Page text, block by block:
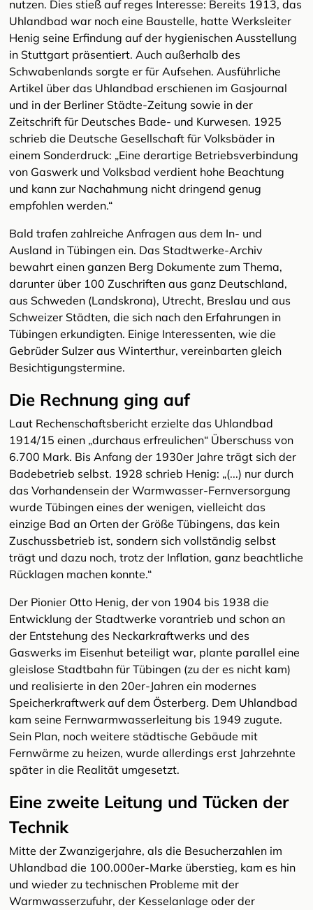
nutzen. Dies stieß auf reges Interesse: Bereits 1913, das
Uhlandbad war noch eine Baustelle, hatte Werksleiter
Henig seine Erfindung auf der hygienischen Ausstellung
in Stuttgart präsentiert. Auch außerhalb des
Schwabenlands sorgte er für Aufsehen. Ausführliche
Artikel über das Uhlandbad erschienen im Gasjournal
und in der Berliner Städte-Zeitung sowie in der
Zeitschrift für Deutsches Bade- und Kurwesen. 1925
schrieb die Deutsche Gesellschaft für Volksbäder in
einem Sonderdruck: „Eine derartige Betriebsverbindung
von Gaswerk und Volksbad verdient hohe Beachtung
und kann zur Nachahmung nicht dringend genug
empfohlen werden.“
Bald trafen zahlreiche Anfragen aus dem In- und
Ausland in Tübingen ein. Das Stadtwerke-Archiv
bewahrt einen ganzen Berg Dokumente zum Thema,
darunter über 100 Zuschriften aus ganz Deutschland,
aus Schweden (Landskrona), Utrecht, Breslau und aus
Schweizer Städten, die sich nach den Erfahrungen in
Tübingen erkundigten. Einige Interessenten, wie die
Gebrüder Sulzer aus Winterthur, vereinbarten gleich
Besichtigungstermine.
Die Rechnung ging auf
Laut Rechenschaftsbericht erzielte das Uhlandbad
1914/15 einen „durchaus erfreulichen“ Überschuss von
6.700 Mark. Bis Anfang der 1930er Jahre trägt sich der
Badebetrieb selbst. 1928 schrieb Henig: „(...) nur durch
das Vorhandensein der Warmwasser-Fernversorgung
wurde Tübingen eines der wenigen, vielleicht das
einzige Bad an Orten der Größe Tübingens, das kein
Zuschussbetrieb ist, sondern sich vollständig selbst
trägt und dazu noch, trotz der Inflation, ganz beachtliche
Rücklagen machen konnte.“
Der Pionier Otto Henig, der von 1904 bis 1938 die
Entwicklung der Stadtwerke vorantrieb und schon an
der Entstehung des Neckarkraftwerks und des
Gaswerks im Eisenhut beteiligt war, plante parallel eine
gleislose Stadtbahn für Tübingen (zu der es nicht kam)
und realisierte in den 20er-Jahren ein modernes
Speicherkraftwerk auf dem Österberg. Dem Uhlandbad
kam seine Fernwarmwasserleitung bis 1949 zugute.
Sein Plan, noch weitere städtische Gebäude mit
Fernwärme zu heizen, wurde allerdings erst Jahrzehnte
später in die Realität umgesetzt.
Eine zweite Leitung und Tücken der
Technik
Mitte der Zwanzigerjahre, als die Besucherzahlen im
Uhlandbad die 100.000er-Marke überstieg, kam es hin
und wieder zu technischen Probleme mit der
Warmwasserzufuhr, der Kesselanlage oder der